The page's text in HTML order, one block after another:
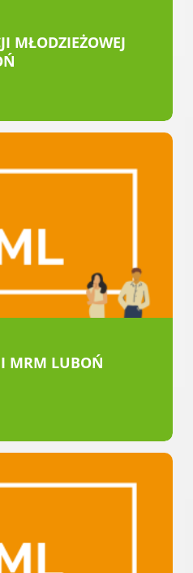
Miasta
w Luboniu
Luboń
ul. Rzecznej w
Luboń
radnych
Luboń
komisji
Luboń
MŁODZIEŻOWEJ
MRM LUBOŃ